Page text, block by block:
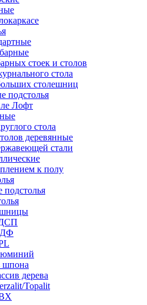
стоек и столов
стола
столешниц
подстолья
Лофт
стола
деревянные
стали
к полу
шпона
дерева
Topalit